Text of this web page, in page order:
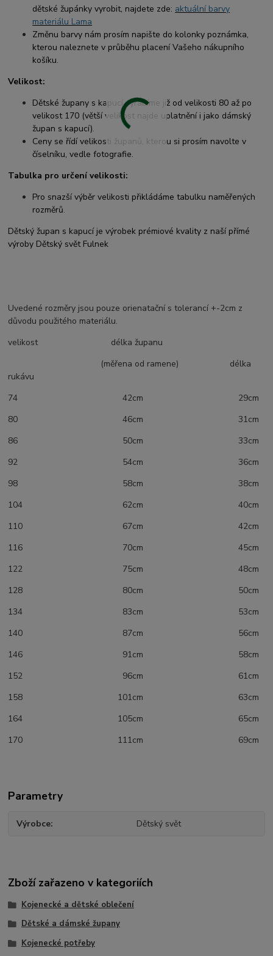
dětské župánky vyrobit, najdete zde: aktuální barvy
materiálu Lama
Změnu barvy nám prosím napište do kolonky poznámka,
kterou naleznete v průběhu placení Vašeho nákupního
košíku.
Velikost:
Dětské župany s kapucí vyrábíme již od velikosti 80 až po
velikost 170 (větší velikost najde uplatnění i jako dámský
župan s kapucí).
Ceny se řídí velikosti županů, kterou si prosím navolte v
číselníku, vedle fotografie.
Tabulka pro určení velikosti:
Pro snazší výběr velikosti přikládáme tabulku naměřených
rozměrů.
Dětský župan s kapucí je výrobek prémiové kvality z naší přímé
výroby Dětský svět Fulnek
Uvedené rozměry jsou pouze orienatační s tolerancí +-2cm z
důvodu použitého materiálu.
velikost délka županu
(měřena od ramene) délka
rukávu
74 42cm 29cm
80 46cm 31cm
86 50cm 33cm
92 54cm 36cm
98 58cm 38cm
104 62cm 40cm
110 67cm 42cm
116 70cm 45cm
122 75cm 48cm
128 80cm 50cm
134 83cm 53cm
140 87cm 56cm
146 91cm 58cm
152 96cm 61cm
158 101cm 63cm
164 105cm 65cm
170 111cm 69cm
Parametry
Výrobce Dětský svět
Zboží zařazeno v kategoriích
Kojenecké a dětské oblečení
Dětské a dámské župany
Kojenecké potřeby